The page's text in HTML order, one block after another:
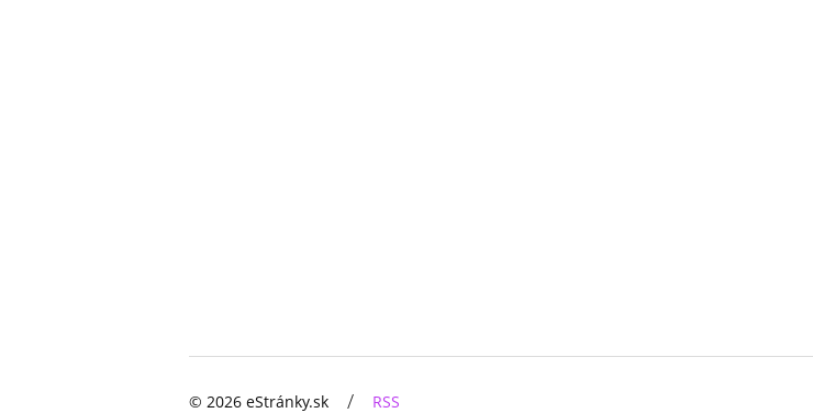
© 2026 eStránky.sk / RSS